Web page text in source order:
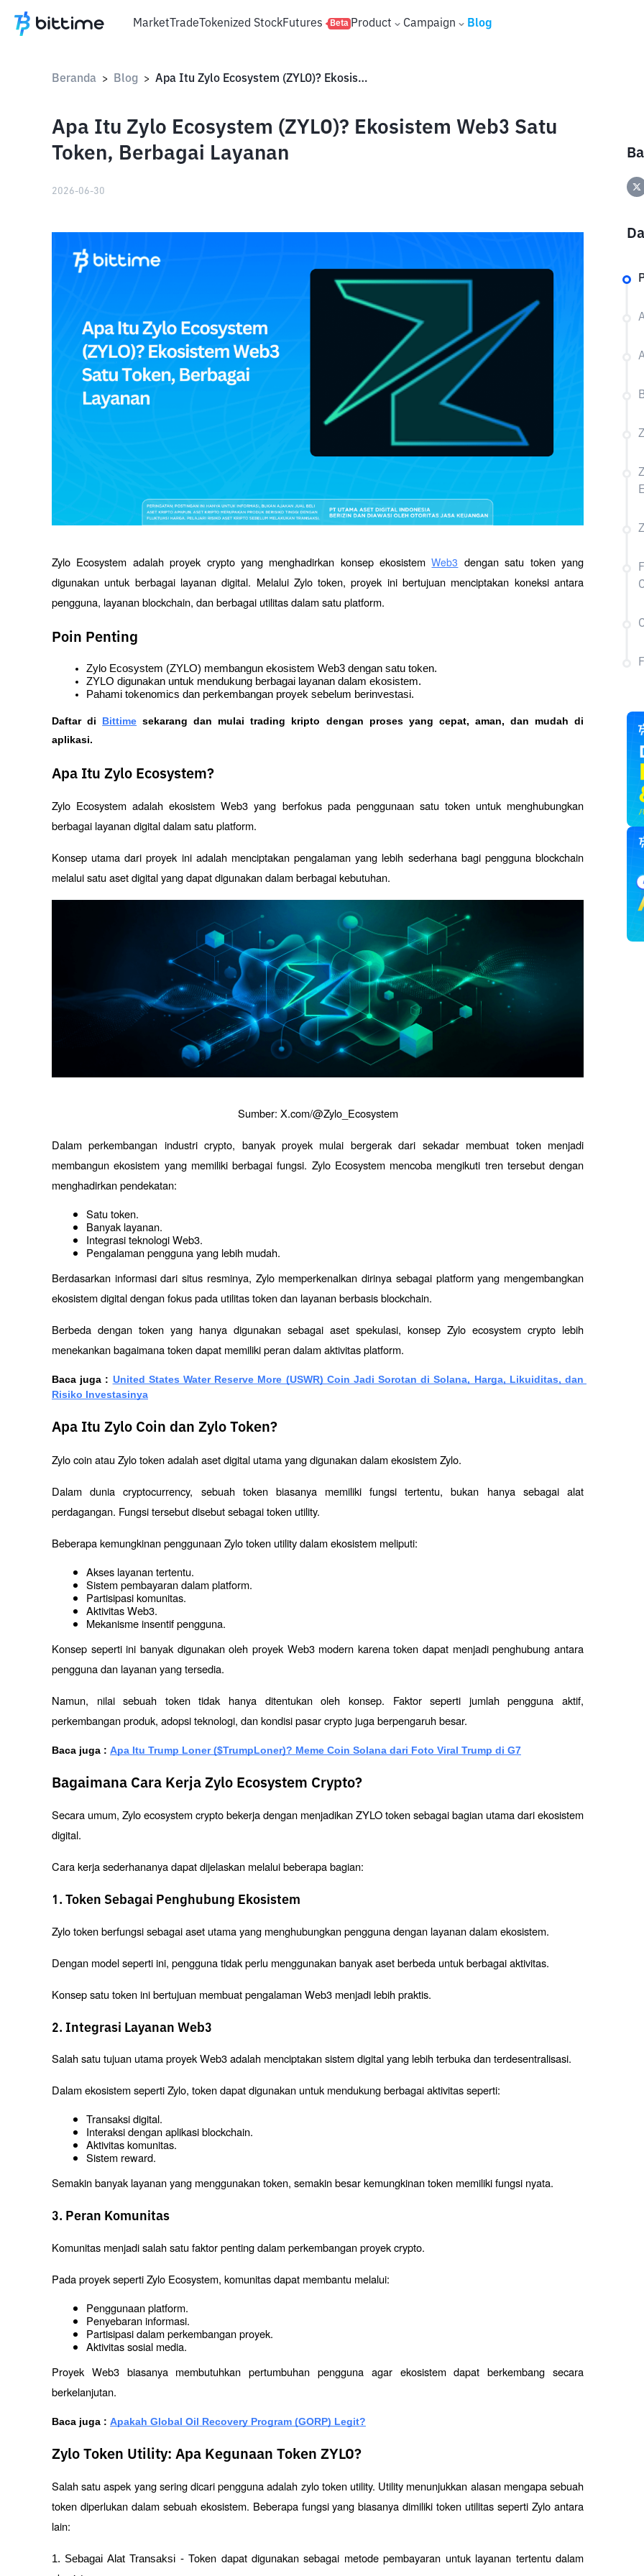
MarketTradeTokenized StockFutures Beta Product Campaign Blog
Beranda > Blog > Apa Itu Zylo Ecosystem (ZYLO)? Ekosistem Web3 Satu Token, Berbagai Layanan
Apa Itu Zylo Ecosystem (ZYLO)? Ekosistem Web3 Satu
Token, Berbagai Layanan
2026-06-30
Zylo Ecosystem adalah proyek crypto yang menghadirkan konsep ekosistem Web3 dengan satu token yang
digunakan untuk berbagai layanan digital. Melalui Zylo token, proyek ini bertujuan menciptakan koneksi antara
pengguna, layanan blockchain, dan berbagai utilitas dalam satu platform.
Poin Penting
Zylo Ecosystem (ZYLO) membangun ekosistem Web3 dengan satu token.
ZYLO digunakan untuk mendukung berbagai layanan dalam ekosistem.
Pahami tokenomics dan perkembangan proyek sebelum berinvestasi.
Daftar di Bittime sekarang dan mulai trading kripto dengan proses yang cepat, aman, dan mudah di
aplikasi.
Apa Itu Zylo Ecosystem?
Zylo Ecosystem adalah ekosistem Web3 yang berfokus pada penggunaan satu token untuk menghubungkan
berbagai layanan digital dalam satu platform.
Konsep utama dari proyek ini adalah menciptakan pengalaman yang lebih sederhana bagi pengguna blockchain
melalui satu aset digital yang dapat digunakan dalam berbagai kebutuhan.
Sumber: X.com/@Zylo_Ecosystem
Dalam perkembangan industri crypto, banyak proyek mulai bergerak dari sekadar membuat token menjadi
membangun ekosistem yang memiliki berbagai fungsi. Zylo Ecosystem mencoba mengikuti tren tersebut dengan
menghadirkan pendekatan:
Satu token.
Banyak layanan.
Integrasi teknologi Web3.
Pengalaman pengguna yang lebih mudah.
Berdasarkan informasi dari situs resminya, Zylo memperkenalkan dirinya sebagai platform yang mengembangkan
ekosistem digital dengan fokus pada utilitas token dan layanan berbasis blockchain.
Berbeda dengan token yang hanya digunakan sebagai aset spekulasi, konsep Zylo ecosystem crypto lebih
menekankan bagaimana token dapat memiliki peran dalam aktivitas platform.
Baca juga : United States Water Reserve More (USWR) Coin Jadi Sorotan di Solana, Harga, Likuiditas, dan
Risiko Investasinya
Apa Itu Zylo Coin dan Zylo Token?
Zylo coin atau Zylo token adalah aset digital utama yang digunakan dalam ekosistem Zylo.
Dalam dunia cryptocurrency, sebuah token biasanya memiliki fungsi tertentu, bukan hanya sebagai alat
perdagangan. Fungsi tersebut disebut sebagai token utility.
Beberapa kemungkinan penggunaan Zylo token utility dalam ekosistem meliputi:
Akses layanan tertentu.
Sistem pembayaran dalam platform.
Partisipasi komunitas.
Aktivitas Web3.
Mekanisme insentif pengguna.
Konsep seperti ini banyak digunakan oleh proyek Web3 modern karena token dapat menjadi penghubung antara
pengguna dan layanan yang tersedia.
Namun, nilai sebuah token tidak hanya ditentukan oleh konsep. Faktor seperti jumlah pengguna aktif,
perkembangan produk, adopsi teknologi, dan kondisi pasar crypto juga berpengaruh besar.
Baca juga : Apa Itu Trump Loner ($TrumpLoner)? Meme Coin Solana dari Foto Viral Trump di G7
Bagaimana Cara Kerja Zylo Ecosystem Crypto?
Secara umum, Zylo ecosystem crypto bekerja dengan menjadikan ZYLO token sebagai bagian utama dari ekosistem
digital.
Cara kerja sederhananya dapat dijelaskan melalui beberapa bagian:
1. Token Sebagai Penghubung Ekosistem
Zylo token berfungsi sebagai aset utama yang menghubungkan pengguna dengan layanan dalam ekosistem.
Dengan model seperti ini, pengguna tidak perlu menggunakan banyak aset berbeda untuk berbagai aktivitas.
Konsep satu token ini bertujuan membuat pengalaman Web3 menjadi lebih praktis.
2. Integrasi Layanan Web3
Salah satu tujuan utama proyek Web3 adalah menciptakan sistem digital yang lebih terbuka dan terdesentralisasi.
Dalam ekosistem seperti Zylo, token dapat digunakan untuk mendukung berbagai aktivitas seperti:
Transaksi digital.
Interaksi dengan aplikasi blockchain.
Aktivitas komunitas.
Sistem reward.
Semakin banyak layanan yang menggunakan token, semakin besar kemungkinan token memiliki fungsi nyata.
3. Peran Komunitas
Komunitas menjadi salah satu faktor penting dalam perkembangan proyek crypto.
Pada proyek seperti Zylo Ecosystem, komunitas dapat membantu melalui:
Penggunaan platform.
Penyebaran informasi.
Partisipasi dalam perkembangan proyek.
Aktivitas sosial media.
Proyek Web3 biasanya membutuhkan pertumbuhan pengguna agar ekosistem dapat berkembang secara
berkelanjutan.
Baca juga : Apakah Global Oil Recovery Program (GORP) Legit?
Zylo Token Utility: Apa Kegunaan Token ZYLO?
Salah satu aspek yang sering dicari pengguna adalah zylo token utility. Utility menunjukkan alasan mengapa sebuah
token diperlukan dalam sebuah ekosistem. Beberapa fungsi yang biasanya dimiliki token utilitas seperti Zylo antara
lain:
1. Sebagai Alat Transaksi - Token dapat digunakan sebagai metode pembayaran untuk layanan tertentu dalam